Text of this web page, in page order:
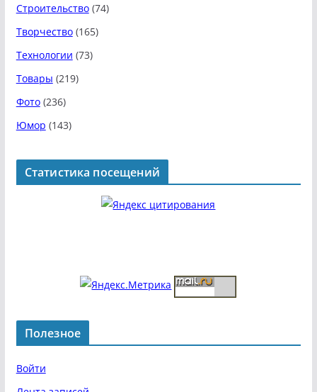
Строительство(74)
Творчество(165)
Технологии (73)
Товары (219)
Фото(236)
Юмор (143)
Статистика посещений
Полезное
Войти